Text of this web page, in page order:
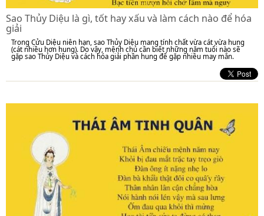
Sao Thủy Diệu là gì, tốt hay xấu và làm cách nào để hóa
giải
Trong Cửu Diệu niên hạn, sao Thủy Diệu mang tính chất vừa cát vừa hung
(cát nhiều hơn hung). Do vậy, mệnh chủ cần biết những năm tuổi nào sẽ
gặp sao Thủy Diệu và cách hóa giải phần hung để gặp nhiều may mắn.